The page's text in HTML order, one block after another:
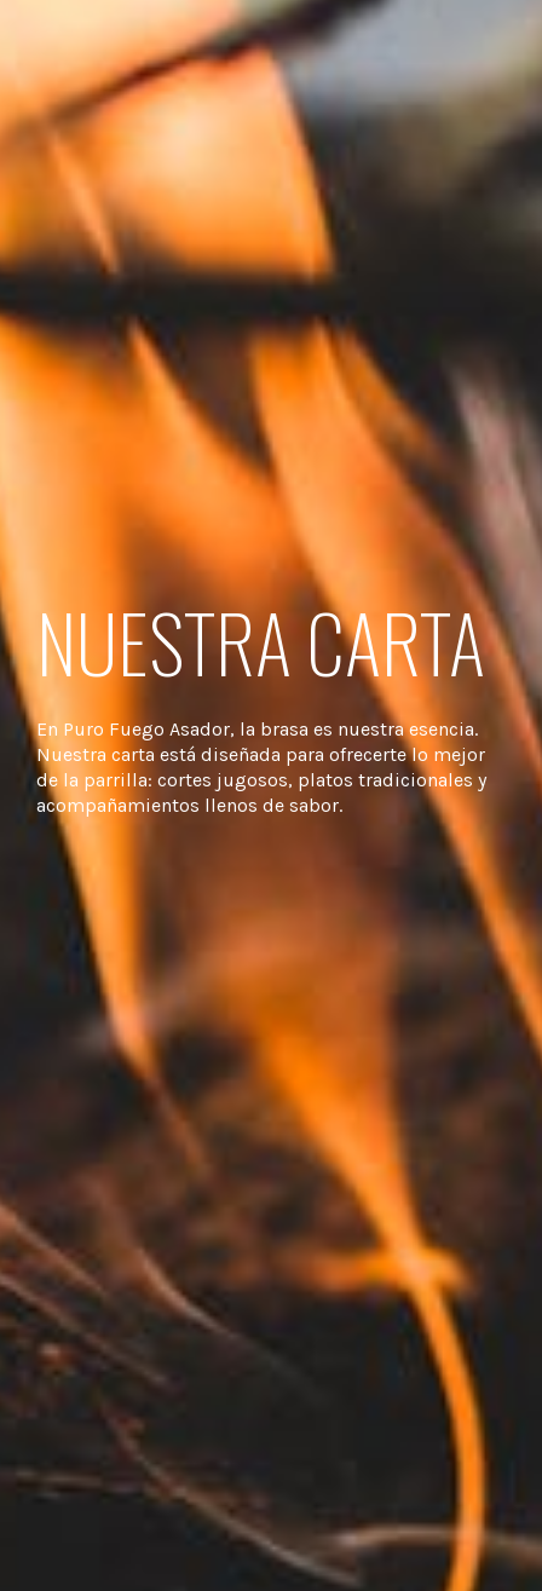
NUESTRA CARTA
En Puro Fuego Asador, la brasa es nuestra esencia.
Nuestra carta está diseñada para ofrecerte lo mejor
de la parrilla: cortes jugosos, platos tradicionales y
acompañamientos llenos de sabor.